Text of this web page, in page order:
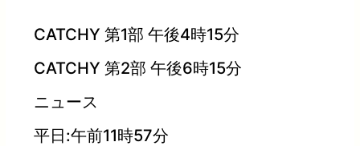
CATCHY 第1部 午後4時15分
CATCHY 第2部 午後6時15分
ニュース
平日:午前11時57分